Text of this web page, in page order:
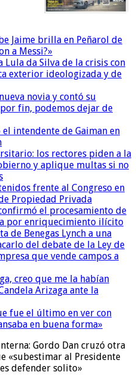
Jaime brilla en Peñarol de
a Messi?»
Lula da Silva de la crisis con
exterior ideologizada y de
novia y contó su
fin, podemos dejar de
intendente de Gaiman en
los rectores piden a la
y aplique multas si no
frente al Congreso en
Propiedad Privada
el procesamiento de
por enriquecimiento ilícito
de Benegas Lynch a una
del debate de la Ley de
que vende campos a
creo que me la habían
Arizaga ante la
fue el último en ver con
en buena forma»
Gordo Dan cruzó otra
«subestimar al Presidente
defender solito»